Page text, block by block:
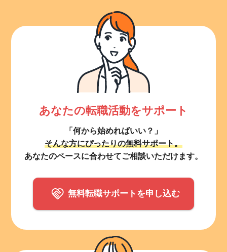
あなたの転職活動をサポート
「何から始めればいい？」
そんな方にぴったりの無料サポート。
あなたのペースに合わせてご相談いただけます。
無料転職サポートを申し込む